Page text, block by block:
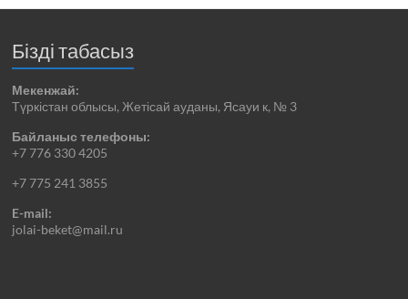
Бізді табасыз
Мекенжай:
Түркістан облысы, Жетісай ауданы, Ясауи к, № 3
Байланыс телефоны:
+7 776 330 4205
+7 775 241 3855
E-mail:
jolai-beket@mail.ru